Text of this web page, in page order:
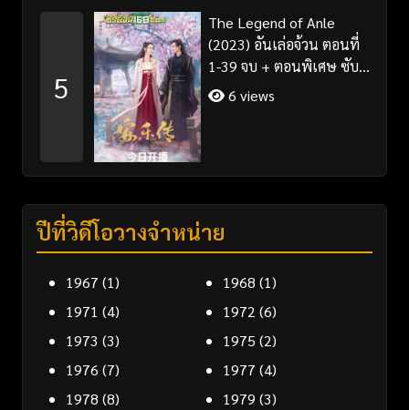
5
The Legend of Anle
(2023) อันเล่อจ้วน ตอนที่
1-39 จบ + ตอนพิเศษ ซับ
ไทย/พากย์ไทย
6 views
ปีที่วิดีโอวางจำหน่าย
1967 (1) 1968 (1)
1971 (4) 1972 (6)
1973 (3) 1975 (2)
1976 (7) 1977 (4)
1978 (8) 1979 (3)